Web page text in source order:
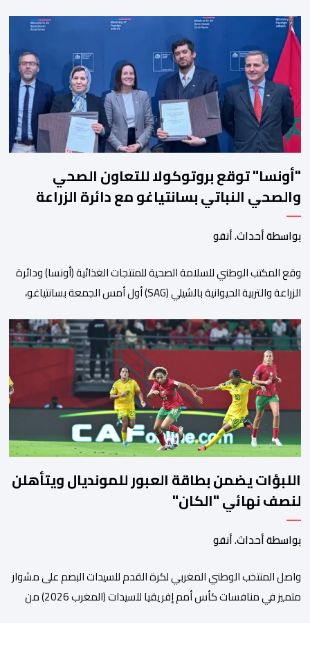
الاجتماعية والتضامنية والإنسانية. ووفق بلاغ للمنظمين، تقترح هذه
الدورة، التي تنظم تحت الرعاية السامية لصاحب الجلالة الملك محمد
السادس، تحت شعار “سيدات البحر الأبيض المتوسط، […]
"أونسا" توقع بروتوكولا للتعاون الصحي
والصحي النباتي بسانتياغو مع دائرة الزراعة
وتربية المواشي
بواسطة أحداث. أنفو
وقع المكتب الوطني للسلامة الصحية للمنتجات الغذائية (أونسا) ودائرة
الزراعة والتربية الحيوانية بالشيلي (SAG) أول أمس الجمعة بسانتياغو،
والصحة الحيوانية. وسيمكن هذا البروتوكول الذي تم توقيعه بحضور
مسؤولين عن السلطات الشيلية، وممثلين عن القطاع الخاص ومن
أوساط التصدير، من مواءمة الإجراءات الصحية، والصحية النباتية المطبقة
على […]
اللبؤات يضمن بطاقة العبور للمونديال ويتأهلن
لنصف نهائي "الكان"
بواسطة أحداث. أنفو
واصل المنتخب الوطني المغربي لكرة القدم للسيدات البصم على مشوار
متميز في منافسات كأس أمم إفريقيا للسيدات (المغرب 2026) من